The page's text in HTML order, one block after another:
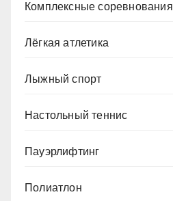
Комплексные соревнования
Лёгкая атлетика
Лыжный спорт
Настольный теннис
Пауэрлифтинг
Полиатлон